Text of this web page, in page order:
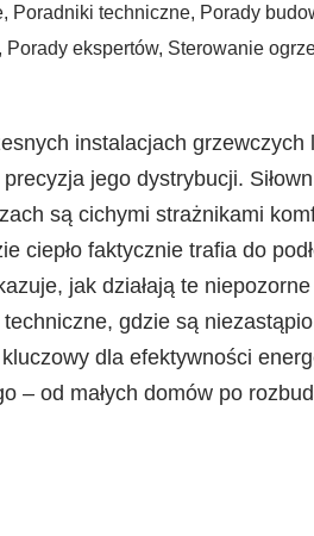
, Poradniki techniczne, Porady
Porady ekspertów, Sterowanie
instalacjach grzewczych
precyzja jego dystrybucji.
są cichymi strażnikami
ciepło faktycznie trafia do
jak działają te
gdzie są
dla efektywności
– od małych domów po